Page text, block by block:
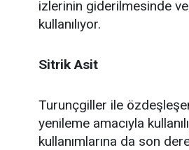
izlerinin giderilmesinde ve
kullanılıyor.
Sitrik Asit
Turunçgiller ile
yenileme amacıyla
kullanımlarına da son